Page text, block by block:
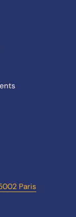
Paris